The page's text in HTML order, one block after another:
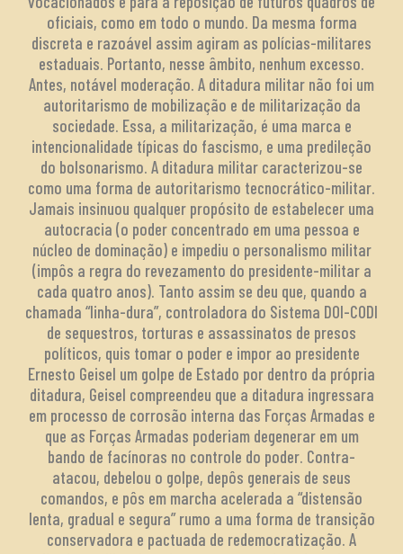
oficiais, como em todo o mundo. Da mesma forma
discreta e razoável assim agiram as polícias-militares
estaduais. Portanto, nesse âmbito, nenhum excesso.
Antes, notável moderação. A ditadura militar não foi um
autoritarismo de mobilização e de militarização da
sociedade. Essa, a militarização, é uma marca e
intencionalidade típicas do fascismo, e uma predileção
do bolsonarismo. A ditadura militar caracterizou-se
como uma forma de autoritarismo tecnocrático-militar.
Jamais insinuou qualquer propósito de estabelecer uma
autocracia (o poder concentrado em uma pessoa e
núcleo de dominação) e impediu o personalismo militar
(impôs a regra do revezamento do presidente-militar a
cada quatro anos). Tanto assim se deu que, quando a
chamada “linha-dura”, controladora do Sistema DOI-CODI
de sequestros, torturas e assassinatos de presos
políticos, quis tomar o poder e impor ao presidente
Ernesto Geisel um golpe de Estado por dentro da própria
ditadura, Geisel compreendeu que a ditadura ingressara
em processo de corrosão interna das Forças Armadas e
que as Forças Armadas poderiam degenerar em um
bando de facínoras no controle do poder. Contra-
atacou, debelou o golpe, depôs generais de seus
comandos, e pôs em marcha acelerada a “distensão
lenta, gradual e segura” rumo a uma forma de transição
conservadora e pactuada de redemocratização. A